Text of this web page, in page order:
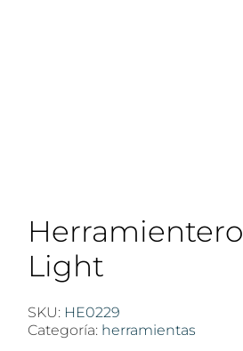
Herramientero
Light
SKU: HE0229
Categoría: herramientas